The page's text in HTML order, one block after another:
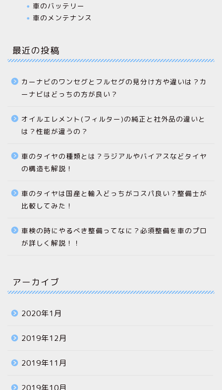
車のバッテリー
車のメンテナンス
最近の投稿
カーナビのワンセグとフルセグの見分け方や違いは？カ
ーナビはどっちの方が良い？
オイルエレメント(フィルター)の純正と社外品の違いと
は？性能が違うの？
車のタイヤの種類とは？ラジアルやバイアスなどタイヤ
の構造も解説！
車のタイヤは国産と輸入どっちがコスパ良い？整備士が
比較してみた！
車検の時にやるべき整備ってなに？必須整備を車のプロ
が詳しく解説！！
アーカイブ
2020年1月
2019年12月
2019年11月
2019年10月